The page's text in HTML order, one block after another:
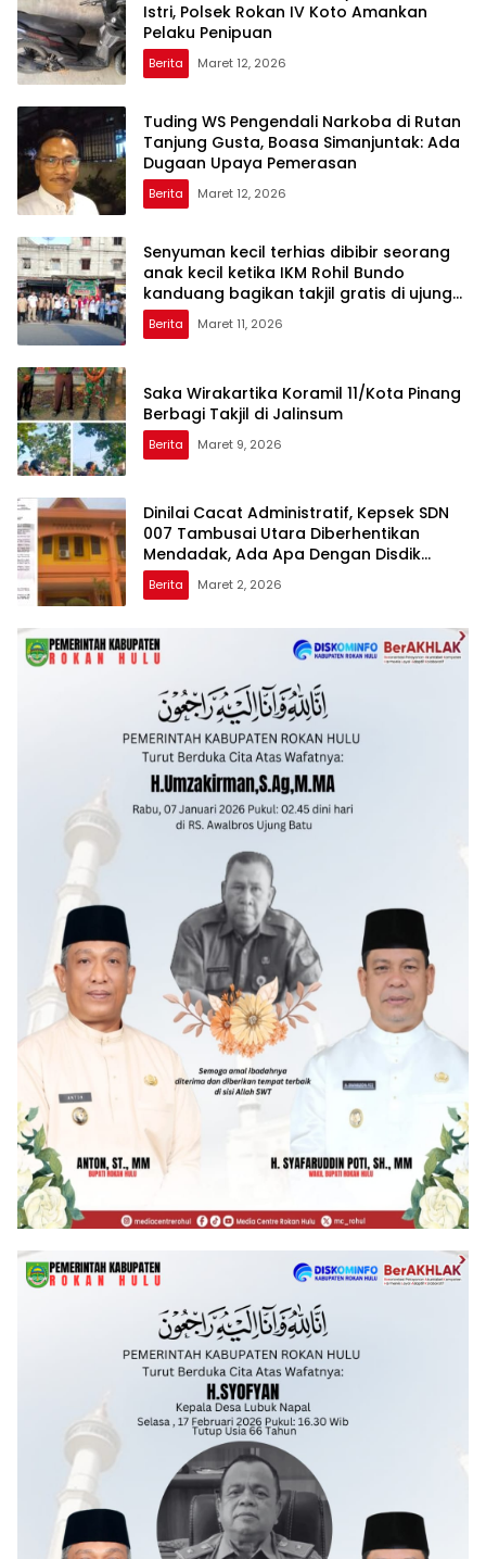
Istri, Polsek Rokan IV Koto Amankan
Pelaku Penipuan
Berita Maret 12, 2026
Tuding WS Pengendali Narkoba di Rutan
Tanjung Gusta, Boasa Simanjuntak: Ada
Dugaan Upaya Pemerasan
Berita Maret 12, 2026
Senyuman kecil terhias dibibir seorang
anak kecil ketika IKM Rohil Bundo
kanduang bagikan takjil gratis di ujung
tanjung
Berita Maret 11, 2026
Saka Wirakartika Koramil 11/Kota Pinang
Berbagi Takjil di Jalinsum
Berita Maret 9, 2026
Dinilai Cacat Administratif, Kepsek SDN
007 Tambusai Utara Diberhentikan
Mendadak, Ada Apa Dengan Disdik
Rohul?
Berita Maret 2, 2026